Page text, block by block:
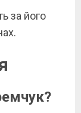
за його